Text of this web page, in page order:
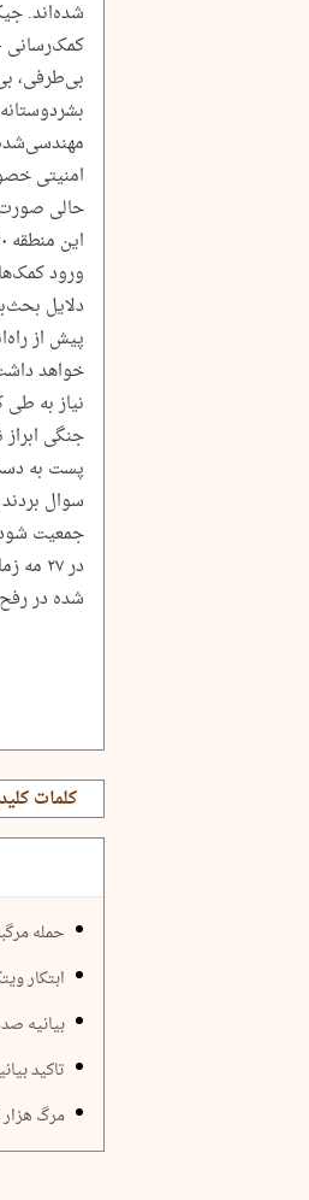
کمک‌رسانی -
بی‌طرفی،
امنیتی
حالی صورت
ورود
دلایل
پیش از
خواهد
نیاز به
جنگی
پست به
سوال
جمعیت
در
شده در
کلمات
حمله
ابتکار
بیانیه
تاکید
مرگ